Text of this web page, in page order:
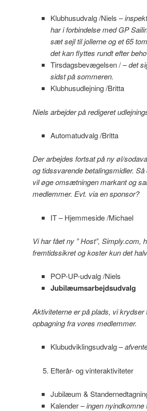
Klubhusudvalg /Niels –
har i forbindelse med GP
sæt sejl til jollerne og et 65
det kan flyttes rundt efter
Tirsdagsbevægelsen / –det
sidst på sommeren.
Klubhusudlejning /Britta
Niels arbejder på redigeret
Automatudvalg /Britta
Der arbejdes fortsat på ny øl/
og tidssvarende betalingsmidler.
vil øge omsætningen markant og
medlemmer. Evt. via en sponsor?
IT – Hjemmeside /Michael
Vi har fået ny ” Host”,
fremtidssikret og koster kun det
POP-UP-udvalg /Niels
Jubilæumsarbejdsudvalg
Aktiviteterne er på plads, vi
opbagning fra vores medlemmer.
Klubudviklingsudvalg –
Efterår- og vinteraktiviteter
Jubilæum &
Kalender –ingen nyindkomne